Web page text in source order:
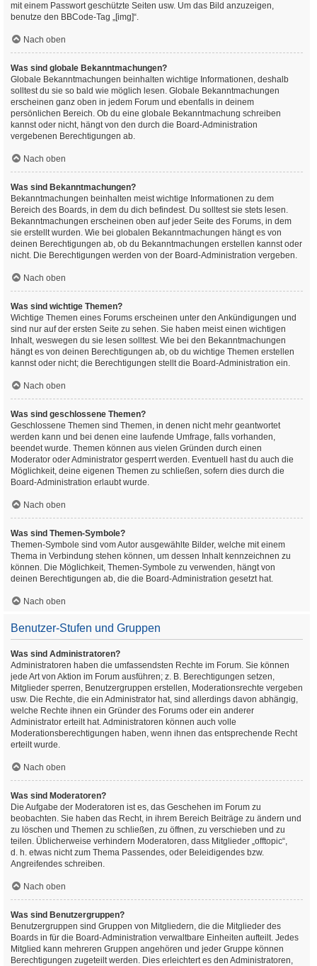
mit einem Passwort geschützte Seiten usw. Um das Bild anzuzeigen,
benutze den BBCode-Tag „[img]“.
Nach oben
Was sind globale Bekanntmachungen?
Globale Bekanntmachungen beinhalten wichtige Informationen, deshalb
solltest du sie so bald wie möglich lesen. Globale Bekanntmachungen
erscheinen ganz oben in jedem Forum und ebenfalls in deinem
persönlichen Bereich. Ob du eine globale Bekanntmachung schreiben
kannst oder nicht, hängt von den durch die Board-Administration
vergebenen Berechtigungen ab.
Nach oben
Was sind Bekanntmachungen?
Bekanntmachungen beinhalten meist wichtige Informationen zu dem
Bereich des Boards, in dem du dich befindest. Du solltest sie stets lesen.
Bekanntmachungen erscheinen oben auf jeder Seite des Forums, in dem
sie erstellt wurden. Wie bei globalen Bekanntmachungen hängt es von
deinen Berechtigungen ab, ob du Bekanntmachungen erstellen kannst oder
nicht. Die Berechtigungen werden von der Board-Administration vergeben.
Nach oben
Was sind wichtige Themen?
Wichtige Themen eines Forums erscheinen unter den Ankündigungen und
sind nur auf der ersten Seite zu sehen. Sie haben meist einen wichtigen
Inhalt, weswegen du sie lesen solltest. Wie bei den Bekanntmachungen
hängt es von deinen Berechtigungen ab, ob du wichtige Themen erstellen
kannst oder nicht; die Berechtigungen stellt die Board-Administration ein.
Nach oben
Was sind geschlossene Themen?
Geschlossene Themen sind Themen, in denen nicht mehr geantwortet
werden kann und bei denen eine laufende Umfrage, falls vorhanden,
beendet wurde. Themen können aus vielen Gründen durch einen
Moderator oder Administrator gesperrt werden. Eventuell hast du auch die
Möglichkeit, deine eigenen Themen zu schließen, sofern dies durch die
Board-Administration erlaubt wurde.
Nach oben
Was sind Themen-Symbole?
Themen-Symbole sind vom Autor ausgewählte Bilder, welche mit einem
Thema in Verbindung stehen können, um dessen Inhalt kennzeichnen zu
können. Die Möglichkeit, Themen-Symbole zu verwenden, hängt von
deinen Berechtigungen ab, die die Board-Administration gesetzt hat.
Nach oben
Benutzer-Stufen und Gruppen
Was sind Administratoren?
Administratoren haben die umfassendsten Rechte im Forum. Sie können
jede Art von Aktion im Forum ausführen; z. B. Berechtigungen setzen,
Mitglieder sperren, Benutzergruppen erstellen, Moderationsrechte vergeben
usw. Die Rechte, die ein Administrator hat, sind allerdings davon abhängig,
welche Rechte ihnen ein Gründer des Forums oder ein anderer
Administrator erteilt hat. Administratoren können auch volle
Moderationsberechtigungen haben, wenn ihnen das entsprechende Recht
erteilt wurde.
Nach oben
Was sind Moderatoren?
Die Aufgabe der Moderatoren ist es, das Geschehen im Forum zu
beobachten. Sie haben das Recht, in ihrem Bereich Beiträge zu ändern und
zu löschen und Themen zu schließen, zu öffnen, zu verschieben und zu
teilen. Üblicherweise verhindern Moderatoren, dass Mitglieder „offtopic“,
d. h. etwas nicht zum Thema Passendes, oder Beleidigendes bzw.
Angreifendes schreiben.
Nach oben
Was sind Benutzergruppen?
Benutzergruppen sind Gruppen von Mitgliedern, die die Mitglieder des
Boards in für die Board-Administration verwaltbare Einheiten aufteilt. Jedes
Mitglied kann mehreren Gruppen angehören und jeder Gruppe können
Berechtigungen zugeteilt werden. Dies erleichtert es den Administratoren,